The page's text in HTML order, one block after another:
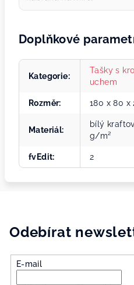
Doplňkové
Kategorie:
Tašky s
uchem
Rozměr: 180 x 80 x
Materiál:
bílý
g/m²
fvEdit: 2
Odebírat
E-mail